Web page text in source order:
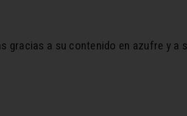
gracias a su contenido en azufre y a